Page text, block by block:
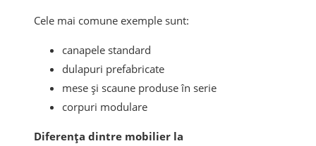
Cele mai comune exemple sunt:
canapele standard
dulapuri prefabricate
mese și scaune produse în serie
corpuri modulare
Diferența dintre mobilier la